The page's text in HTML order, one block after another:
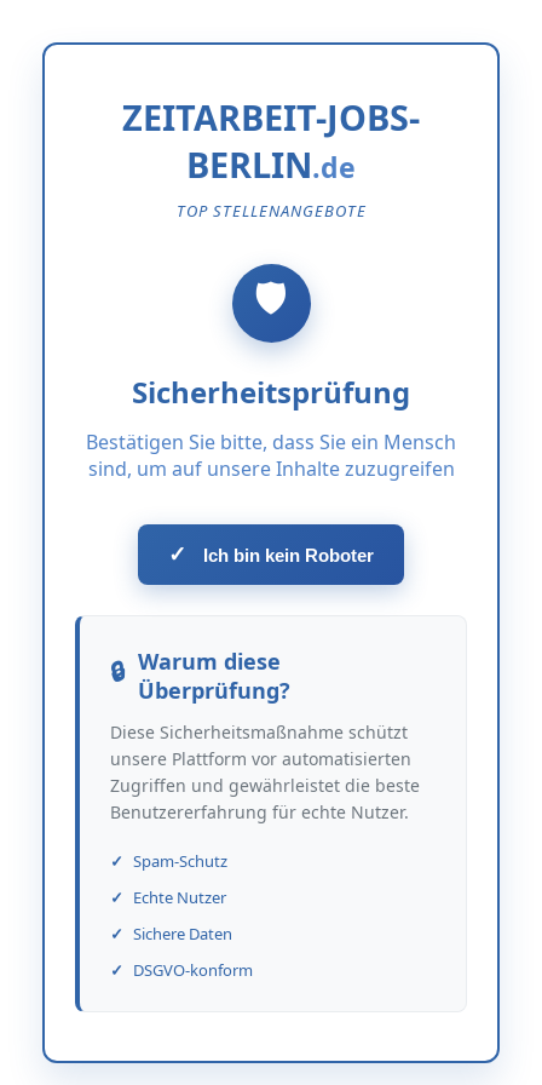
ZEITARBEIT-JOBS-
BERLIN
TOP STELLENANGEBOTE
Sicherheitsprüfung
Bestätigen Sie bitte, dass Sie ein Mensch
sind, um auf unsere Inhalte zuzugreifen
✓ Ich bin kein Roboter
Warum diese
Überprüfung?
Diese Sicherheitsmaßnahme schützt
unsere Plattform vor automatisierten
Zugriffen und gewährleistet die beste
Benutzererfahrung für echte Nutzer.
Spam-Schutz
Echte Nutzer
Sichere Daten
DSGVO-konform